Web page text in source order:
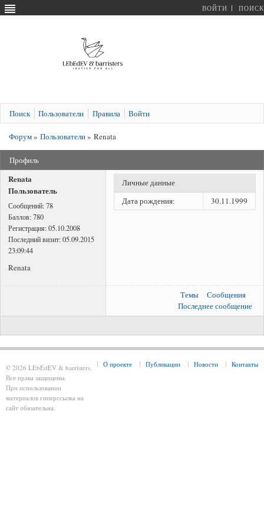
ВОЙТИ ПОИСК
Поиск Пользователи Правила Войти
Форум» Пользователи» Renata
Профиль
Renata
Пользователь
Сообщений:78
Баллов:780
Регистрация:05.10.2008
Последний визит:05.09.2015
23:09:44
Renata
Личные данные
Дата рождения:
30.11.1999
Темы
Сообщения
Последнее сообщение
О проекте Публикации Новости Контакты
© 2026 LEbEdEV & barristers.
Все права защищены.
При использовании
материалов гиперссылка на
сайт обязательна.